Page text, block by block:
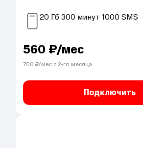
20 Гб 300 минут 1000SMS
560 ₽/мес
700 ₽/мес с 2-го месяца
Подключить